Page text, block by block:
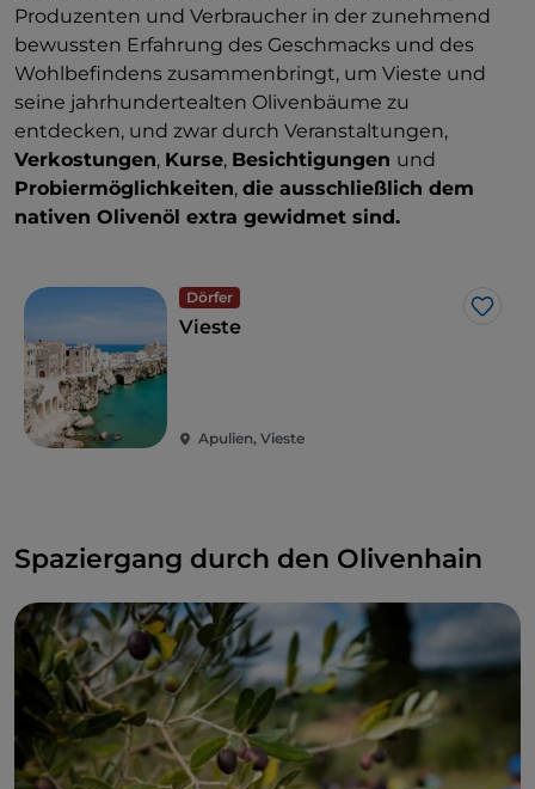
Produzenten und Verbraucher in der zunehmend
bewussten Erfahrung des Geschmacks und des
Wohlbefindens zusammenbringt, um Vieste und
seine jahrhundertealten Olivenbäume zu
entdecken, und zwar durch Veranstaltungen,
Verkostungen, Kurse, Besichtigungen und
Probiermöglichkeiten, die ausschließlich dem
nativen Olivenöl extra gewidmet sind.
Dörfer
Like
Vieste
Apulien, Vieste
Spaziergang durch den Olivenhain